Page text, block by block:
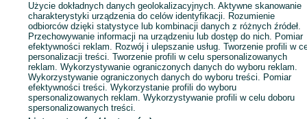
Zadzwoń / SMS Wyślij wiadomość
Użycie dokładnych danych geolokalizacyjnych. Aktywne skanowanie
charakterystyki urządzenia do celów identyfikacji. Rozumienie
odbiorców dzięki statystyce lub kombinacji danych z różnych źródeł.
Przechowywanie informacji na urządzeniu lub dostęp do nich. Pomiar
efektywności reklam. Rozwój i ulepszanie usług. Tworzenie profili w
personalizacji treści. Tworzenie profili w celu spersonalizowanych
reklam. Wykorzystywanie ograniczonych danych do wyboru reklam.
Wykorzystywanie ograniczonych danych do wyboru treści. Pomiar
efektywności treści. Wykorzystanie profili do wyboru
spersonalizowanych reklam. Wykorzystywanie profili w celu doboru
spersonalizowanych treści.